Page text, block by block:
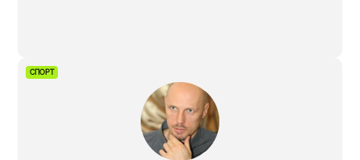
«Я эту проблему так себе представляю , а
вы что по этому поводу думаете»? И
получить мало того, что
квалифицированный, но и еще и очень
подробный ответ…"
СПОРТ